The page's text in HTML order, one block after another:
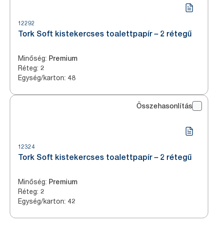
12292
Tork Soft kistekercses toalettpapír – 2 rétegű
Minőség: Premium
Réteg: 2
Egység/karton: 48
Összehasonlítás
12324
Tork Soft kistekercses toalettpapír – 2 rétegű
Minőség: Premium
Réteg: 2
Egység/karton: 42